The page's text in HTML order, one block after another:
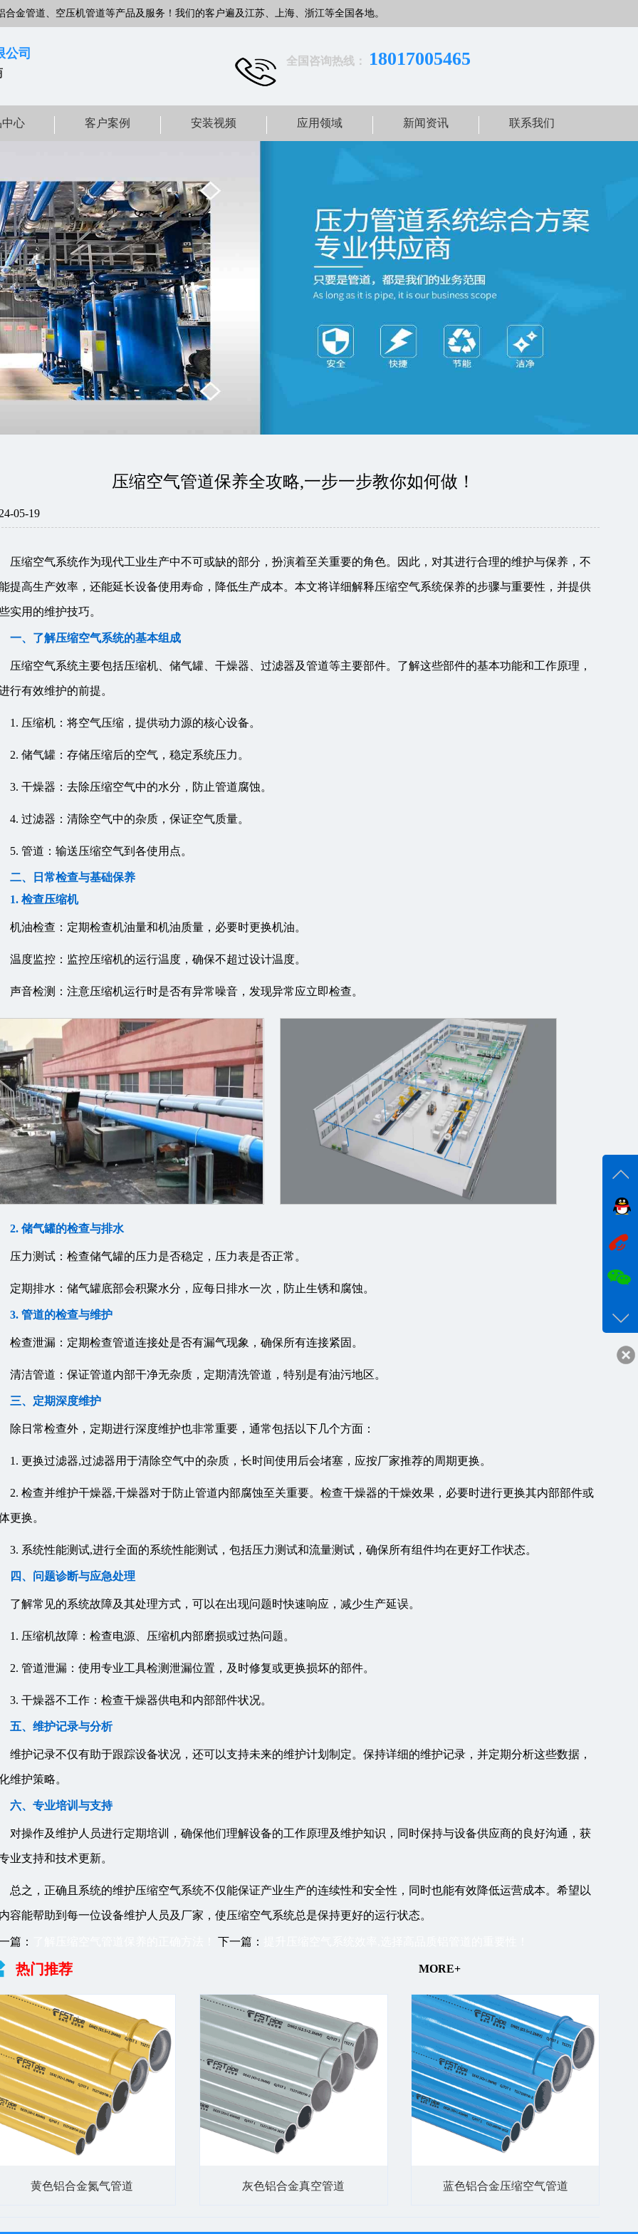
金管道、空压机管道等产品及服务！我们的客户遍及江苏、上海、浙江等全国各地。
司
全国咨询热线： 18017005465
心 客户案例 安装视频 应用领域 新闻资讯 联系我们
压缩空气管道保养全攻略,一步一步教你如何做！
05-19
压缩空气系统作为现代工业生产中不可或缺的部分，扮演着至关重要的角色。因此，对其进行合理的维护与保养，不
提高生产效率，还能延长设备使用寿命，降低生产成本。本文将详细解释压缩空气系统保养的步骤与重要性，并提供
实用的维护技巧。
一、了解压缩空气系统的基本组成
压缩空气系统主要包括压缩机、储气罐、干燥器、过滤器及管道等主要部件。了解这些部件的基本功能和工作原理，
行有效维护的前提。
1. 压缩机：将空气压缩，提供动力源的核心设备。
2. 储气罐：存储压缩后的空气，稳定系统压力。
3. 干燥器：去除压缩空气中的水分，防止管道腐蚀。
4. 过滤器：清除空气中的杂质，保证空气质量。
5. 管道：输送压缩空气到各使用点。
二、日常检查与基础保养
1. 检查压缩机
机油检查：定期检查机油量和机油质量，必要时更换机油。
温度监控：监控压缩机的运行温度，确保不超过设计温度。
声音检测：注意压缩机运行时是否有异常噪音，发现异常应立即检查。
2. 储气罐的检查与排水
压力测试：检查储气罐的压力是否稳定，压力表是否正常。
定期排水：储气罐底部会积聚水分，应每日排水一次，防止生锈和腐蚀。
3. 管道的检查与维护
检查泄漏：定期检查管道连接处是否有漏气现象，确保所有连接紧固。
清洁管道：保证管道内部干净无杂质，定期清洗管道，特别是有油污地区。
三、定期深度维护
除日常检查外，定期进行深度维护也非常重要，通常包括以下几个方面：
1. 更换过滤器,过滤器用于清除空气中的杂质，长时间使用后会堵塞，应按厂家推荐的周期更换。
2. 检查并维护干燥器,干燥器对于防止管道内部腐蚀至关重要。检查干燥器的干燥效果，必要时进行更换其内部部件或
更换。
3. 系统性能测试,进行全面的系统性能测试，包括压力测试和流量测试，确保所有组件均在更好工作状态。
四、问题诊断与应急处理
了解常见的系统故障及其处理方式，可以在出现问题时快速响应，减少生产延误。
1. 压缩机故障：检查电源、压缩机内部磨损或过热问题。
2. 管道泄漏：使用专业工具检测泄漏位置，及时修复或更换损坏的部件。
3. 干燥器不工作：检查干燥器供电和内部部件状况。
五、维护记录与分析
维护记录不仅有助于跟踪设备状况，还可以支持未来的维护计划制定。保持详细的维护记录，并定期分析这些数据，
维护策略。
六、专业培训与支持
对操作及维护人员进行定期培训，确保他们理解设备的工作原理及维护知识，同时保持与设备供应商的良好沟通，获
业支持和技术更新。
总之，正确且系统的维护压缩空气系统不仅能保证产业生产的连续性和安全性，同时也能有效降低运营成本。希望以
容能帮助到每一位设备维护人员及厂家，使压缩空气系统总是保持更好的运行状态。
篇： 下一篇：
热门推荐 MORE+
黄色铝合金氮气管道 灰色铝合金真空管道 蓝色铝合金压缩空气管道
在线
咨
客服